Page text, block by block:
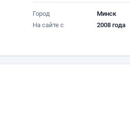
Город
Минск
На сайте с
2008 года